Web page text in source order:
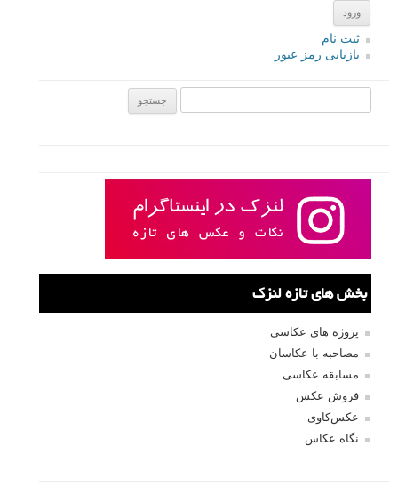
ثبت نام
بازیابی رمز عبور
بخش های تازه لنزک
پروژه های عکاسی
مصاحبه با عکاسان
مسابقه عکاسی
فروش عکس
عکس‌کاوی
نگاه عکاس